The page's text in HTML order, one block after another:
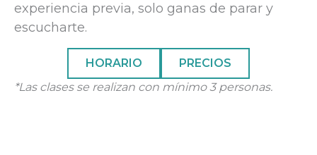
experiencia previa, solo ganas de parar y
escucharte.
HORARIO
PRECIOS
*Las clases se realizan con mínimo 3 personas.